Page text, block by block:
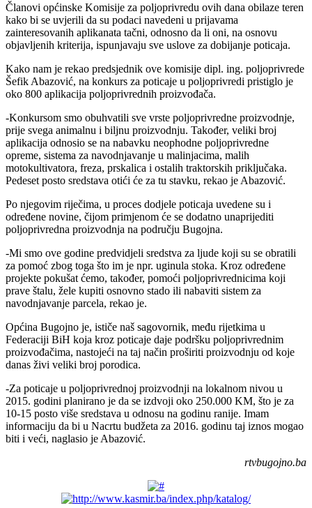
Članovi općinske Komisije za poljoprivredu ovih dana obilaze teren
kako bi se uvjerili da su podaci navedeni u prijavama
zainteresovanih aplikanata tačni, odnosno da li oni, na osnovu
objavljenih kriterija, ispunjavaju sve uslove za dobijanje poticaja.
Kako nam je rekao predsjednik ove komisije dipl. ing. poljoprivrede
Šefik Abazović, na konkurs za poticaje u poljoprivredi pristiglo je
oko 800 aplikacija poljoprivrednih proizvođača.
-Konkursom smo obuhvatili sve vrste poljoprivredne proizvodnje,
prije svega animalnu i biljnu proizvodnju. Također, veliki broj
aplikacija odnosio se na nabavku neophodne poljoprivredne
opreme, sistema za navodnjavanje u malinjacima, malih
motokultivatora, freza, prskalica i ostalih traktorskih priključaka.
Pedeset posto sredstava otići će za tu stavku, rekao je Abazović.
Po njegovim riječima, u proces dodjele poticaja uvedene su i
određene novine, čijom primjenom će se dodatno unaprijediti
poljoprivredna proizvodnja na području Bugojna.
-Mi smo ove godine predvidjeli sredstva za ljude koji su se obratili
za pomoć zbog toga što im je npr. uginula stoka. Kroz određene
projekte pokušat ćemo, također, pomoći poljoprivrednicima koji
prave štalu, žele kupiti osnovno stado ili nabaviti sistem za
navodnjavanje parcela, rekao je.
Općina Bugojno je, ističe naš sagovornik, među rijetkima u
Federaciji BiH koja kroz poticaje daje podršku poljoprivrednim
proizvođačima, nastojeći na taj način proširiti proizvodnju od koje
danas živi veliki broj porodica.
-Za poticaje u poljoprivrednoj proizvodnji na lokalnom nivou u
2015. godini planirano je da se izdvoji oko 250.000 KM, što je za
10-15 posto više sredstava u odnosu na godinu ranije. Imam
informaciju da bi u Nacrtu budžeta za 2016. godinu taj iznos mogao
biti i veći, naglasio je Abazović.
rtvbugojno.ba